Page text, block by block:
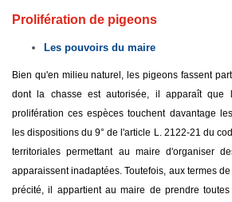
Prolifération de pigeons
Les pouvoirs du maire
Bien qu'en milieu naturel, les pigeons fassent
dont la chasse est autorisée, il apparaît que
prolifération ces espèces touchent davantage
les dispositions du 9° de l'article L. 2122-21 du
territoriales permettant au maire d'organiser
apparaissent inadaptées. Toutefois, aux termes
précité, il appartient au maire de prendre